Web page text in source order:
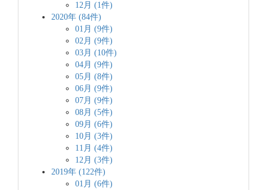
12月 (1件)
2020年 (84件)
01月 (9件)
02月 (9件)
03月 (10件)
04月 (9件)
05月 (8件)
06月 (9件)
07月 (9件)
08月 (5件)
09月 (6件)
10月 (3件)
11月 (4件)
12月 (3件)
2019年 (122件)
01月 (6件)